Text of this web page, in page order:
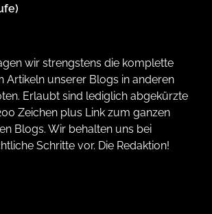
wir strengstens die komplette
Artikeln unserer Blogs in anderen
Erlaubt sind lediglich abgekürzte
Zeichen plus Link zum ganzen
Blogs. Wir behalten uns bei
Schritte vor. Die Redaktion!